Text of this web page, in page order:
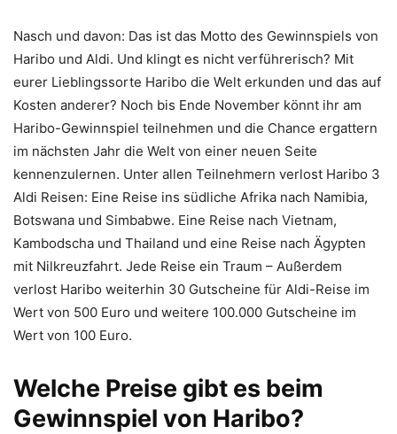
Nasch und davon: Das ist das Motto des Gewinnspiels von
Haribo und Aldi. Und klingt es nicht verführerisch? Mit
eurer Lieblingssorte Haribo die Welt erkunden und das auf
Kosten anderer? Noch bis Ende November könnt ihr am
Haribo-Gewinnspiel teilnehmen und die Chance ergattern
im nächsten Jahr die Welt von einer neuen Seite
kennenzulernen. Unter allen Teilnehmern verlost Haribo 3
Aldi Reisen: Eine Reise ins südliche Afrika nach Namibia,
Botswana und Simbabwe. Eine Reise nach Vietnam,
Kambodscha und Thailand und eine Reise nach Ägypten
mit Nilkreuzfahrt. Jede Reise ein Traum – Außerdem
verlost Haribo weiterhin 30 Gutscheine für Aldi-Reise im
Wert von 500 Euro und weitere 100.000 Gutscheine im
Wert von 100 Euro.
Welche Preise gibt es beim
Gewinnspiel von Haribo?